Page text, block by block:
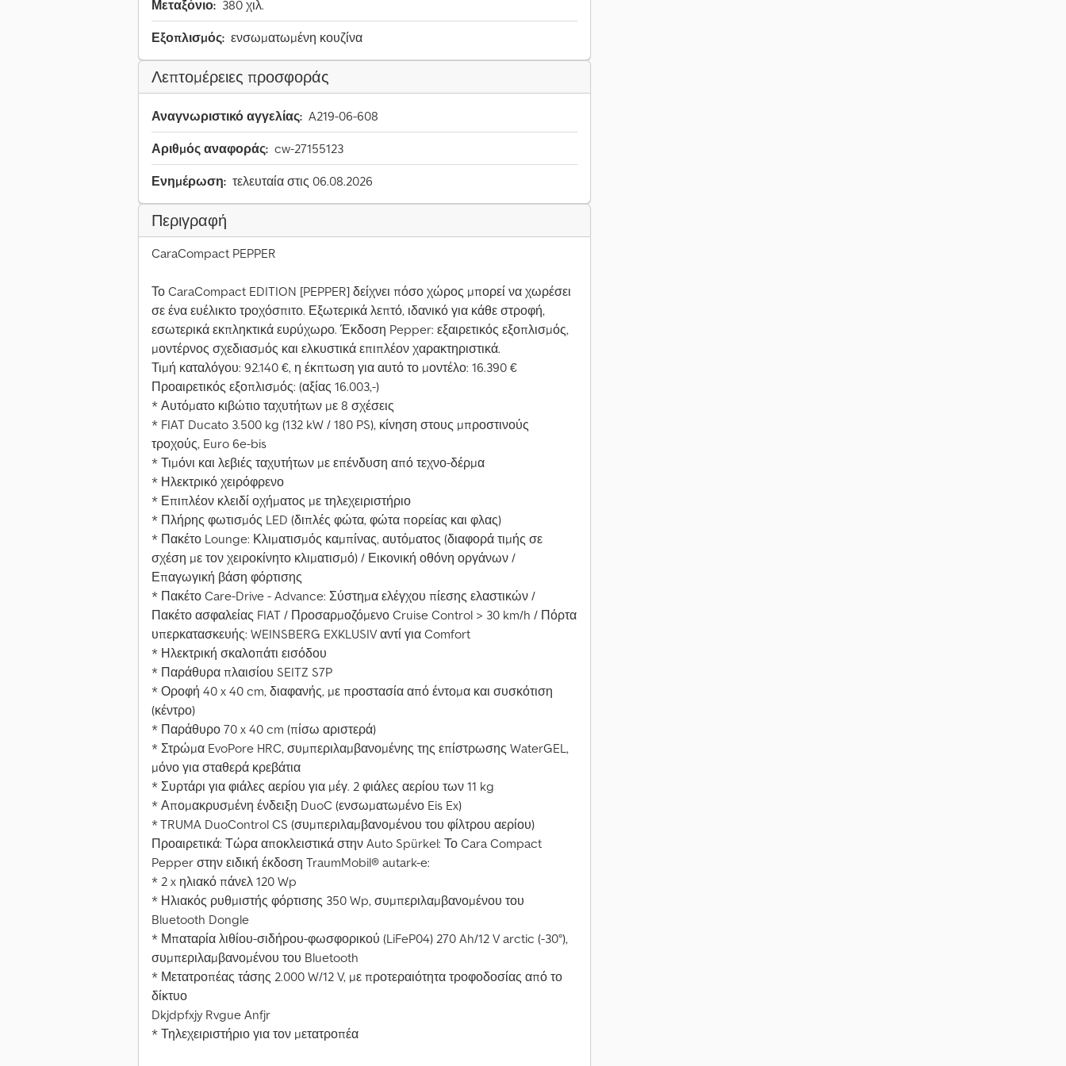
Μεταξόνιο: 380 χιλ.
Εξοπλισμός: ενσωματωμένη κουζίνα
Λεπτομέρειες προσφοράς
Αναγνωριστικό αγγελίας: A219-06-608
Αριθμός αναφοράς: cw-27155123
Ενημέρωση: τελευταία στις 06.08.2026
Περιγραφή
CaraCompact PEPPER
Το CaraCompact EDITION [PEPPER] δείχνει πόσο χώρος μπορεί να χωρέσει
σε ένα ευέλικτο τροχόσπιτο. Εξωτερικά λεπτό, ιδανικό για κάθε στροφή,
εσωτερικά εκπληκτικά ευρύχωρο. Έκδοση Pepper: εξαιρετικός εξοπλισμός,
μοντέρνος σχεδιασμός και ελκυστικά επιπλέον χαρακτηριστικά.
Τιμή καταλόγου: 92.140 €, η έκπτωση για αυτό το μοντέλο: 16.390 €
Προαιρετικός εξοπλισμός: (αξίας 16.003,-)
* Αυτόματο κιβώτιο ταχυτήτων με 8 σχέσεις
* FIAT Ducato 3.500 kg (132 kW / 180 PS), κίνηση στους μπροστινούς
τροχούς, Euro 6e-bis
* Τιμόνι και λεβιές ταχυτήτων με επένδυση από τεχνο-δέρμα
* Ηλεκτρικό χειρόφρενο
* Επιπλέον κλειδί οχήματος με τηλεχειριστήριο
* Πλήρης φωτισμός LED (διπλές φώτα, φώτα πορείας και φλας)
* Πακέτο Lounge: Κλιματισμός καμπίνας, αυτόματος (διαφορά τιμής σε
σχέση με τον χειροκίνητο κλιματισμό) / Εικονική οθόνη οργάνων /
Επαγωγική βάση φόρτισης
* Πακέτο Care-Drive - Advance: Σύστημα ελέγχου πίεσης ελαστικών /
Πακέτο ασφαλείας FIAT / Προσαρμοζόμενο Cruise Control > 30 km/h / Πόρτα
υπερκατασκευής: WEINSBERG EXKLUSIV αντί για Comfort
* Ηλεκτρική σκαλοπάτι εισόδου
* Παράθυρα πλαισίου SEITZ S7P
* Οροφή 40 x 40 cm, διαφανής, με προστασία από έντομα και συσκότιση
(κέντρο)
* Παράθυρο 70 x 40 cm (πίσω αριστερά)
* Στρώμα EvoPore HRC, συμπεριλαμβανομένης της επίστρωσης WaterGEL,
μόνο για σταθερά κρεβάτια
* Συρτάρι για φιάλες αερίου για μέγ. 2 φιάλες αερίου των 11 kg
* Απομακρυσμένη ένδειξη DuoC (ενσωματωμένο Eis Ex)
* TRUMA DuoControl CS (συμπεριλαμβανομένου του φίλτρου αερίου)
Προαιρετικά: Τώρα αποκλειστικά στην Auto Spürkel: Το Cara Compact
Pepper στην ειδική έκδοση TraumMobil® autark-e:
* 2 x ηλιακό πάνελ 120 Wp
* Ηλιακός ρυθμιστής φόρτισης 350 Wp, συμπεριλαμβανομένου του
Bluetooth Dongle
* Μπαταρία λιθίου-σιδήρου-φωσφορικού (LiFeP04) 270 Ah/12 V arctic (-30°),
συμπεριλαμβανομένου του Bluetooth
* Μετατροπέας τάσης 2.000 W/12 V, με προτεραιότητα τροφοδοσίας από το
δίκτυο
Dkjdpfxjy Rvgue Anfjr
* Τηλεχειριστήριο για τον μετατροπέα